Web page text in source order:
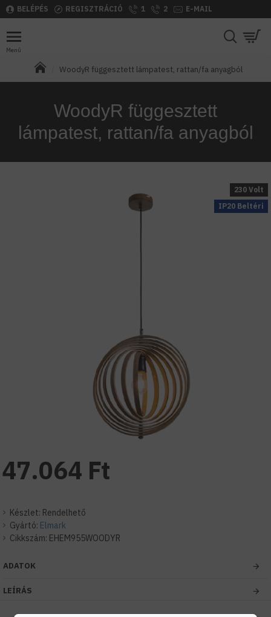
BELÉPÉS REGISZTRÁCIÓ 1 2 E-MAIL
WoodyR függesztett lámpatest, rattan/fa anyagból
WoodyR függesztett
lámpatest, rattan/fa anyagból
IP20 Beltéri
230 Volt
Készlet: Rendelhető
Gyártó: Elmark
Cikkszám: EHEM955WOODYR
47.064 Ft
ADATOK
LEÍRÁS